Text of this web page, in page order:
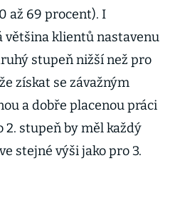
až 69 procent). I
většina klientů nastavenu
stupeň nižší než pro
získat se závažným
a dobře placenou práci
2. stupeň by měl každý
stejné výši jako pro 3.